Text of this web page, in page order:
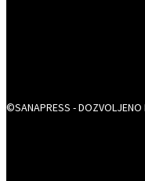
©SANAPRESS - DOZVOLJENO